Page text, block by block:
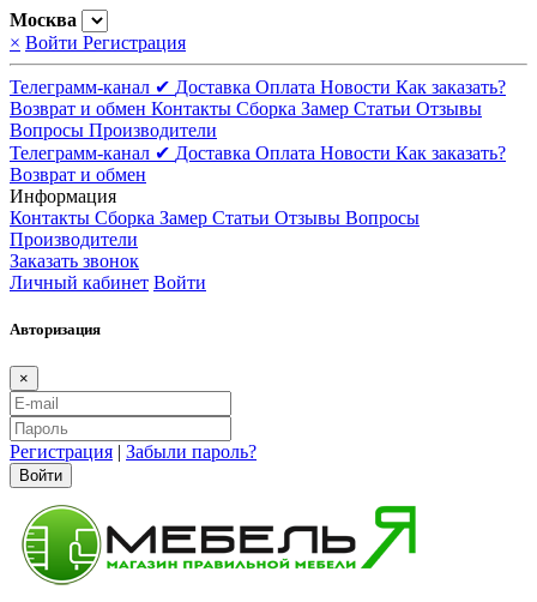
Москва
× Войти Регистрация
Телеграмм-канал ✔ Доставка Оплата Новости Как заказать?
Возврат и обмен Контакты Сборка Замер Статьи Отзывы
Вопросы Производители
Телеграмм-канал ✔ Доставка Оплата Новости Как заказать?
Возврат и обмен
Информация
Контакты Сборка Замер Статьи Отзывы Вопросы
Производители
Заказать звонок
Личный кабинет Войти
Авторизация
×
Регистрация | Забыли пароль?
Войти